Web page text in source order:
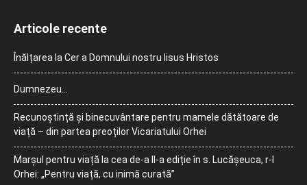
Articole recente
Înălțarea la Cer a Domnului nostru Iisus Hristos
Dumnezeu…
Recunoștință și binecuvântare pentru mamele dătătoare de
viață – din partea preoților Vicariatului Orhei
Marșul pentru viață la cea de-a II-a ediție în s. Lucășeuca, r-l
Orhei: „Pentru viață, cu inimă curată”